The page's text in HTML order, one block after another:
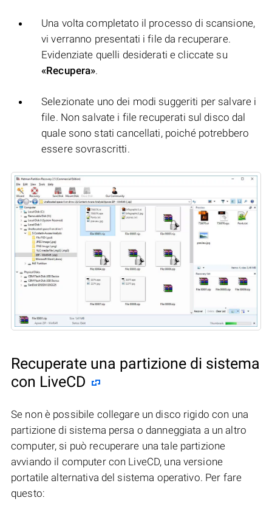
Una volta completato il processo di scansione,
vi verranno presentati i file da recuperare.
Evidenziate quelli desiderati e cliccate su
«Recupera».
Selezionate uno dei modi suggeriti per salvare i
file. Non salvate i file recuperati sul disco dal
quale sono stati cancellati, poiché potrebbero
essere sovrascritti.
Recuperate una partizione di sistema
con LiveCD
Se non è possibile collegare un disco rigido con una
partizione di sistema persa o danneggiata a un altro
computer, si può recuperare una tale partizione
avviando il computer con LiveCD, una versione
portatile alternativa del sistema operativo. Per fare
questo: